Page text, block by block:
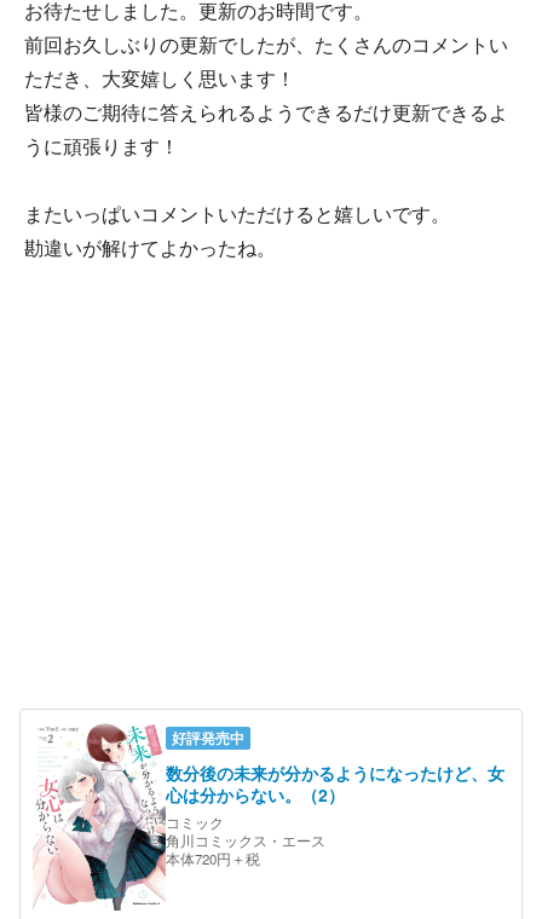
お待たせしました。更新のお時間です。
前回お久しぶりの更新でしたが、たくさんのコメントい
ただき、大変嬉しく思います！
皆様のご期待に答えられるようできるだけ更新できるよ
うに頑張ります！
またいっぱいコメントいただけると嬉しいです。
勘違いが解けてよかったね。
好評発売中
数分後の未来が分かるようになったけど、女
心は分からない。（2）
コミック
角川コミックス・エース
本体720円＋税